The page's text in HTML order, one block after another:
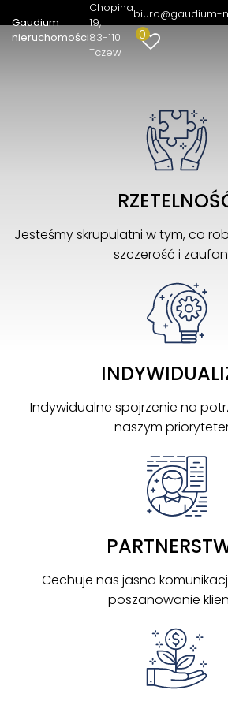
Gaudium
nieruchomości
Chopina
19
83-110
Tczew
biuro@gaudium-
0
Jesteśmy skrupulatni w tym, co
szczerość i
Indywidualne spojrzenie na
naszym
Cechuje nas jasna
poszanowanie